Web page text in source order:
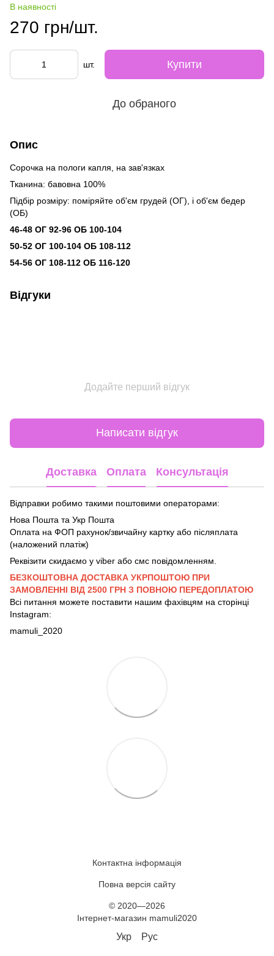
В наявності
270 грн/шт.
шт. Купити
До обраного
Опис
Сорочка на пологи капля, на зав'язках
Тканина: бавовна 100%
Підбір розміру: поміряйте об'єм грудей (ОГ), і об'єм бедер
(ОБ)
46-48 ОГ 92-96 ОБ 100-104
50-52 ОГ 100-104 ОБ 108-112
54-56 ОГ 108-112 ОБ 116-120
Відгуки
Додайте перший відгук
Написати відгук
Доставка Оплата Консультація
Відправки робимо такими поштовими операторами:
Нова Пошта та Укр Пошта
Оплата на ФОП рахунок/звичайну картку або післяплата
(наложений платіж)
Реквізити скидаємо у viber або смс повідомленням.
БЕЗКОШТОВНА ДОСТАВКА УКРПОШТОЮ ПРИ
ЗАМОВЛЕННІ ВІД 2500 ГРН З ПОВНОЮ ПЕРЕДОПЛАТОЮ
Всі питання можете поставити нашим фахівцям на сторінці
Instagram:
mamuli_2020
Контактна інформація
Повна версія сайту
© 2020—2026
Інтернет-магазин mamuli2020
Укр Рус